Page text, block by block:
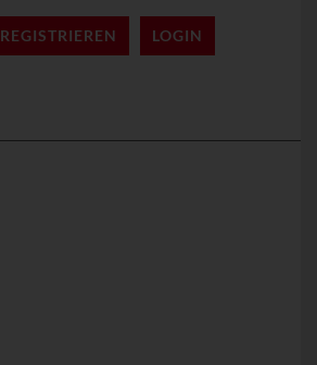
REGISTRIEREN LOGIN